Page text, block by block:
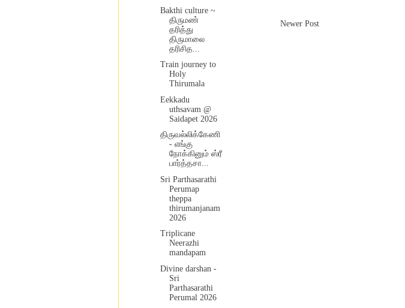
Newer Post
Bakthi culture ~
திருமண்
தரித்து
திருமாலை
தரிசித...
Train journey to
Holy
Thirumala
Eekkadu
uthsavam @
Saidapet 2026
திருவல்லிக்கேணி
- எங்கு
நோக்கினும் ஸ்ரீ
பார்த்தசா...
Sri Parthasarathi
Perumap
theppa
thirumanjanam
2026
Triplicane
Neerazhi
mandapam
Divine darshan -
Sri
Parthasarathi
Perumal 2026